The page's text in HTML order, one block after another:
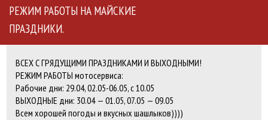
РЕЖИМ РАБОТЫ НА МАЙСКИЕ
ПРАЗДНИКИ.
ВСЕХ С ГРЯДУЩИМИ ПРАЗДНИКАМИ И ВЫХОДНЫМИ!
РЕЖИМ РАБОТЫ мотосервиса:
Рабочие дни: 29.04, 02.05-06.05, с 10.05
ВЫХОДНЫЕ дни: 30.04 — 01.05, 07.05 — 09.05
Всем хорошей погоды и вкусных шашлыков))))